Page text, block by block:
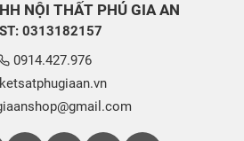
NỘI THẤT PHÚ GIA AN
0313182157
0914.427.976
ketsatphugiaan.vn